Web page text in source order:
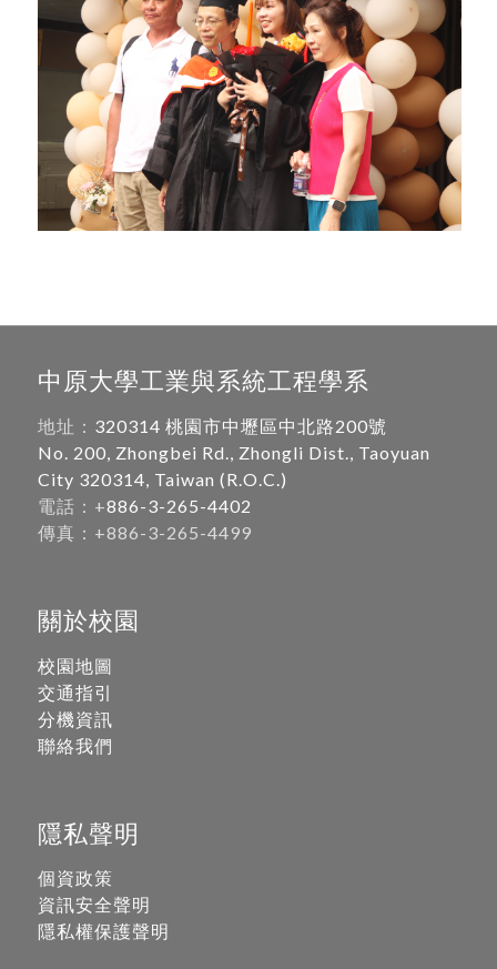
中原大學工業與系統工程學系
地址： 320314 桃園市中壢區中北路200號
No. 200, Zhongbei Rd., Zhongli Dist., Taoyuan
City 320314, Taiwan (R.O.C.)
電話：+886-3-265-4402
傳真：+886-3-265-4499
關於校園
校園地圖
交通指引
分機資訊
聯絡我們
隱私聲明
個資政策
資訊安全聲明
隱私權保護聲明